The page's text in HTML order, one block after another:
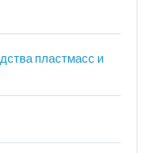
пластмасс и